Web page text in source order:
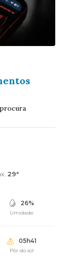
29°
26%
Umidade
05h41
Pôr do sol